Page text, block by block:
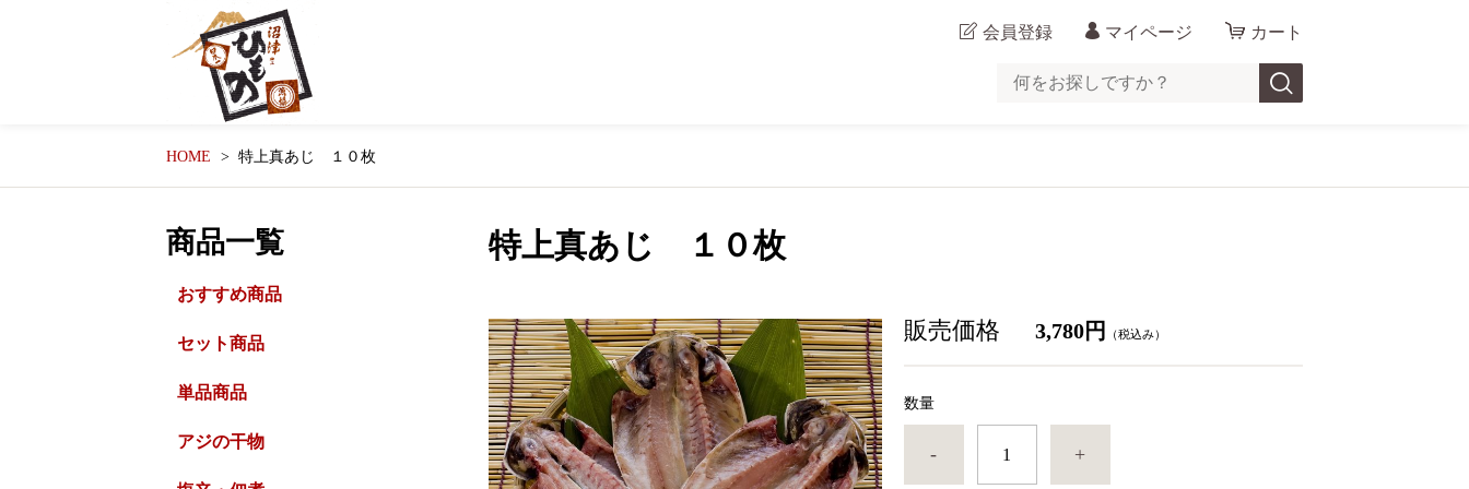
会員登録 マイページ カート
HOME 特上真あじ １０枚
特上真あじ １０枚
販売価格 3,780円 （税込み）
数量
- +
商品一覧
おすすめ商品
セット商品
単品商品
アジの干物